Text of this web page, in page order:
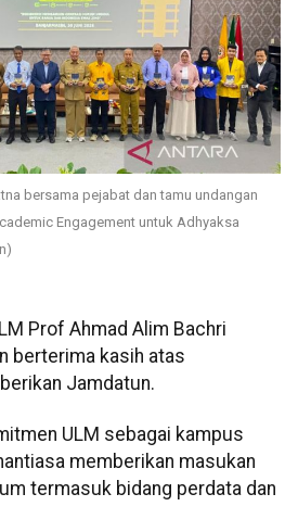
bersama pejabat dan tamu undangan
Engagement untuk Adhyaksa
Prof Ahmad Alim Bachri
berterima kasih atas
Jamdatun.
ULM sebagai kampus
memberikan masukan
termasuk bidang perdata dan